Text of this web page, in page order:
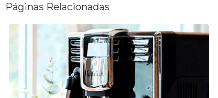
Páginas Relacionadas